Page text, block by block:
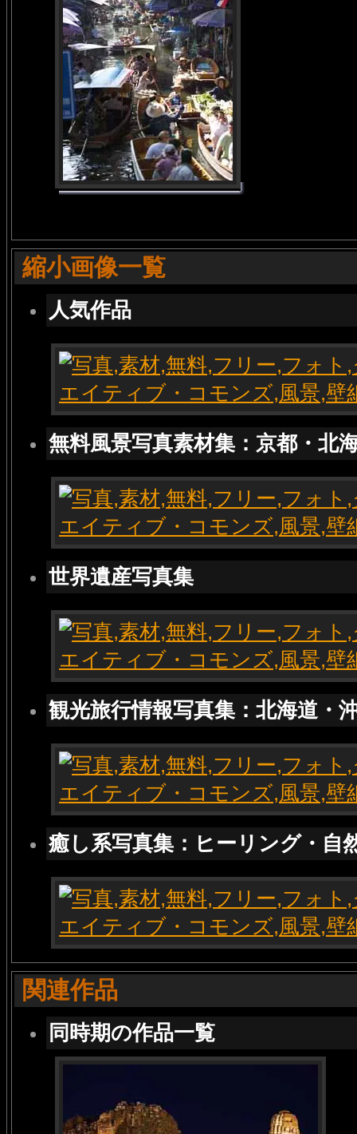
縮小画像一覧
人気作品
無料風景写真素材集：京都・北
世界遺産写真集
観光旅行情報写真集：北海道・
癒し系写真集：ヒーリング・自
関連作品
同時期の作品一覧